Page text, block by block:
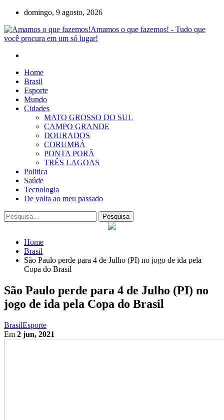
domingo, 9 agosto, 2026
Amamos o que fazemos! - Tudo que
você procura em um só lugar!
Home
Brasil
Esporte
Mundo
Cidades
MATO GROSSO DO SUL
CAMPO GRANDE
DOURADOS
CORUMBÁ
PONTA PORÃ
TRÊS LAGOAS
Politica
Saúde
Tecnologia
De volta ao meu passado
Home
Brasil
São Paulo perde para 4 de Julho (PI) no jogo de ida pela
Copa do Brasil
São Paulo perde para 4 de Julho (PI) no
jogo de ida pela Copa do Brasil
BrasilEsporte
Em 2 jun, 2021